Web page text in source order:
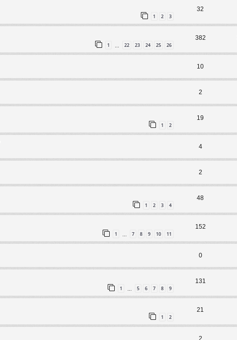
1 2 3
32
1 22 23 24 25 26
382
10
2
1 2
19
4
2
1 2 3 4
48
1 … 7 8 9 10 11
152
0
1 … 5 6 7 8 9
131
1 2
21